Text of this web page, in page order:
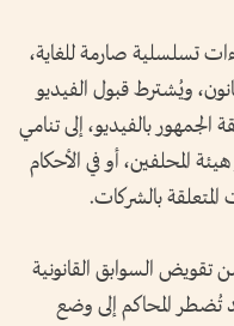
تسلسلية صارمة للغاية،
ويُشترط قبول الفيديو
بالفيديو، إلى تنامي
أو في الأحكام
بالشركات.
تقويض السوابق القانونية
تُضطر المحاكم إلى وضع